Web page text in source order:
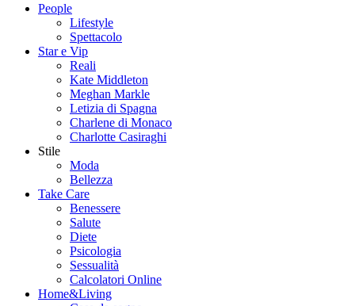
People
Lifestyle
Spettacolo
Star e Vip
Reali
Kate Middleton
Meghan Markle
Letizia di Spagna
Charlene di Monaco
Charlotte Casiraghi
Stile
Moda
Bellezza
Take Care
Benessere
Salute
Diete
Psicologia
Sessualità
Calcolatori Online
Home&Living